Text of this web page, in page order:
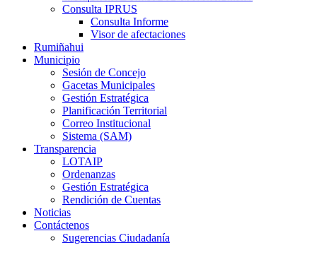
Consulta IPRUS
Consulta Informe
Visor de afectaciones
Rumiñahui
Municipio
Sesión de Concejo
Gacetas Municipales
Gestión Estratégica
Planificación Territorial
Correo Institucional
Sistema (SAM)
Transparencia
LOTAIP
Ordenanzas
Gestión Estratégica
Rendición de Cuentas
Noticias
Contáctenos
Sugerencias Ciudadanía